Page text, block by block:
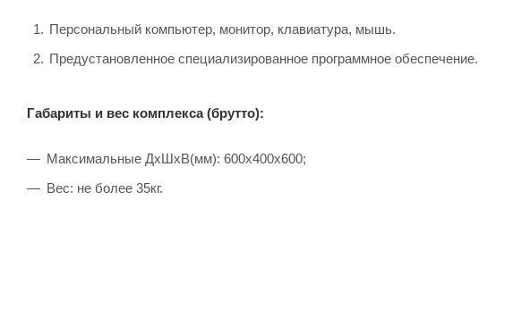
Персональный компьютер, монитор, клавиатура, мышь.
Предустановленное специализированное программное обеспечение.
Габариты и вес комплекса (брутто):
Максимальные ДхШхВ(мм): 600x400x600;
Вес: не более 35кг.